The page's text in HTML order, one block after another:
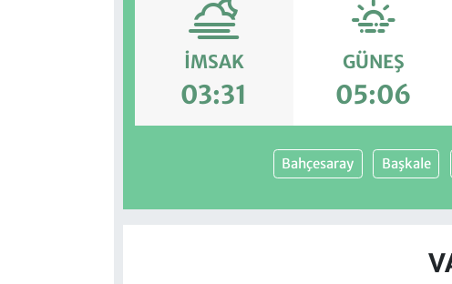
İMSAK
03:31
GÜNEŞ
05:06
Bahçesaray Başkale